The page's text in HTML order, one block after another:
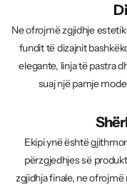
Ne ofrojmë zgjidhje
fundit të dizajnit
elegante, linja të pastra
suaj një pamje
Ekipi ynë është
përzgjedhjes së
zgjidhja finale, ne